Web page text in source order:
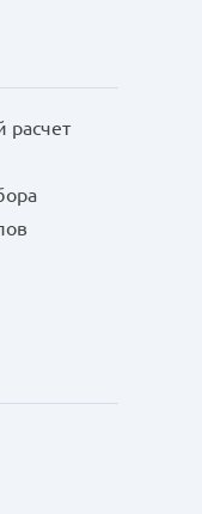
расчет